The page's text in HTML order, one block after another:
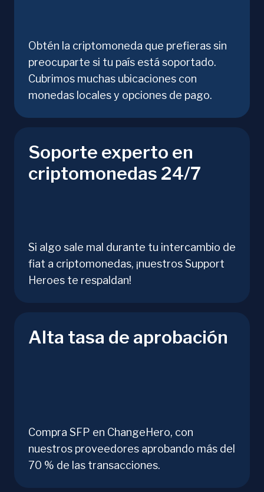
Obtén la criptomoneda que prefieras sin
preocuparte si tu país está soportado.
Cubrimos muchas ubicaciones con
monedas locales y opciones de pago.
Soporte experto en
criptomonedas 24/7
Si algo sale mal durante tu intercambio de
fiat a criptomonedas, ¡nuestros Support
Heroes te respaldan!
Alta tasa de aprobación
Compra SFP en ChangeHero, con
nuestros proveedores aprobando más del
70 % de las transacciones.